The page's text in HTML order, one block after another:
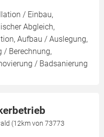
/ Einbau,
Abgleich,
Aufbau / Auslegung,
/ Berechnung,
/ Badsanierung
(12km von 73773